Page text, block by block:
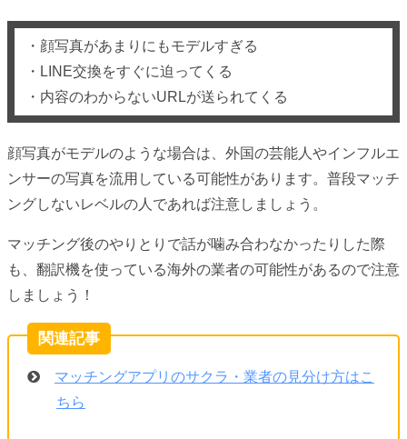
・顔写真があまりにもモデルすぎる
・LINE交換をすぐに迫ってくる
・内容のわからないURLが送られてくる
顔写真がモデルのような場合は、外国の芸能人やインフルエ
ンサーの写真を流用している可能性があります。普段マッチ
ングしないレベルの人であれば注意しましょう。
マッチング後のやりとりで話が噛み合わなかったりした際
も、翻訳機を使っている海外の業者の可能性があるので注意
しましょう！
マッチングアプリのサクラ・業者の見分け方はこ
ちら